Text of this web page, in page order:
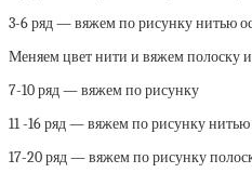
3-6 ряд — вяжем по рисунку нитью
Меняем цвет нити и вяжем полоску
7-10 ряд — вяжем по рисунку
11 -16 ряд — вяжем по рисунку нитью
17-20 ряд — вяжем по рисунку